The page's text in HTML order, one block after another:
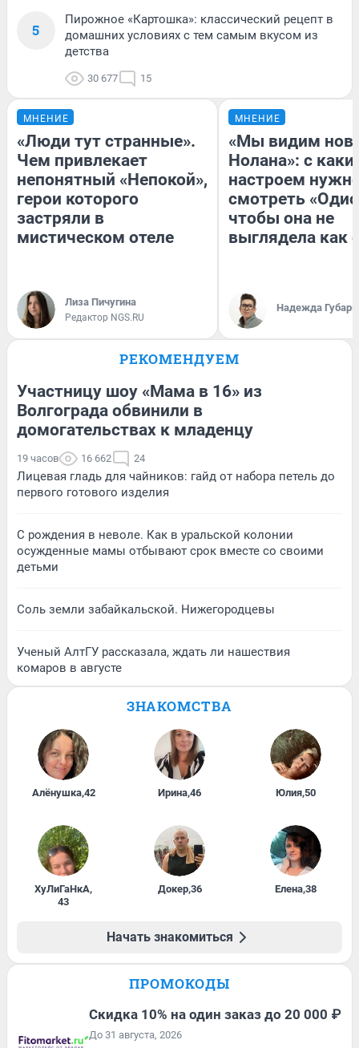
5
Пирожное «Картошка»: классический рецепт в
домашних условиях с тем самым вкусом из
детства
30 677 15
МНЕНИЕ
«Люди тут странные».
Чем привлекает
непонятный «Непокой»,
герои которого
застряли в
мистическом отеле
Лиза Пичугина
Редактор NGS.RU
МНЕНИЕ
«Мы видим
Нолана»: с
настроем
смотреть
чтобы она не
выглядела как
Надежда Губарь
РЕКОМЕНДУЕМ
Участницу шоу «Мама в 16» из
Волгограда обвинили в
домогательствах к младенцу
19 часов 16 662 24
Лицевая гладь для чайников: гайд от набора петель до
первого готового изделия
С рождения в неволе. Как в уральской колонии
осужденные мамы отбывают срок вместе со своими
детьми
Соль земли забайкальской. Нижегородцевы
Ученый АлтГУ рассказала, ждать ли нашествия
комаров в августе
ЗНАКОМСТВА
Алёнушка,42 Ирина,46 Юлия,50
ХуЛиГаНкА,
43
Докер,36 Елена,38
Начать знакомиться
ПРОМОКОДЫ
Скидка 10% на один заказ до 20 000 ₽
До 31 августа, 2026